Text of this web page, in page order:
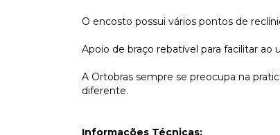
O encosto possui vários pontos de
Apoio de braço rebatível para facilitar ao
A Ortobras sempre se preocupa na
diferente.
Informações Técnicas: